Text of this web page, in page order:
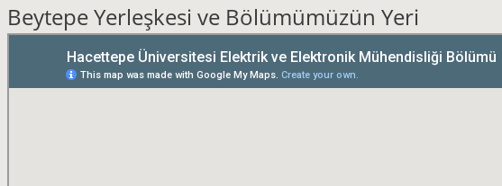
Beytepe Yerleşkesi ve Bölümümüzün Yeri